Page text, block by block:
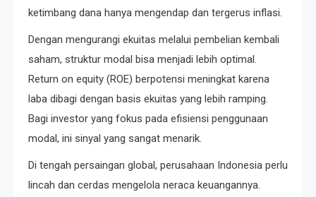
ketimbang dana hanya mengendap dan tergerus inflasi.
Dengan mengurangi ekuitas melalui pembelian kembali
saham, struktur modal bisa menjadi lebih optimal.
Return on equity (ROE) berpotensi meningkat karena
laba dibagi dengan basis ekuitas yang lebih ramping.
Bagi investor yang fokus pada efisiensi penggunaan
modal, ini sinyal yang sangat menarik.
Di tengah persaingan global, perusahaan Indonesia perlu
lincah dan cerdas mengelola neraca keuangannya.